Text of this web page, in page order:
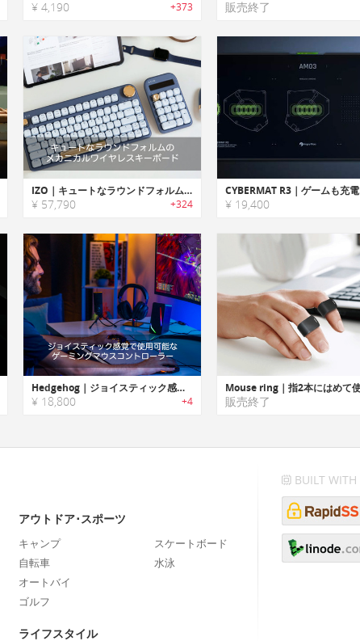
¥ 4,190 +373 販売終了
IZO｜キュートなラウンドフォルムのメカニカルワイヤレスキーボード「イゾ」
¥ 57,790 +324 ¥ 19,400
Hedgehog｜ジョイスティック感覚で使用可能なゲーミングマウスコントローラー「ヘッジホッグ」
¥ 18,800 +4 販売終了
アウトドア･スポーツ
キャンプ
自転車
オートバイ
ゴルフ
スケートボード
水泳
ライフスタイル
BUILT WITH